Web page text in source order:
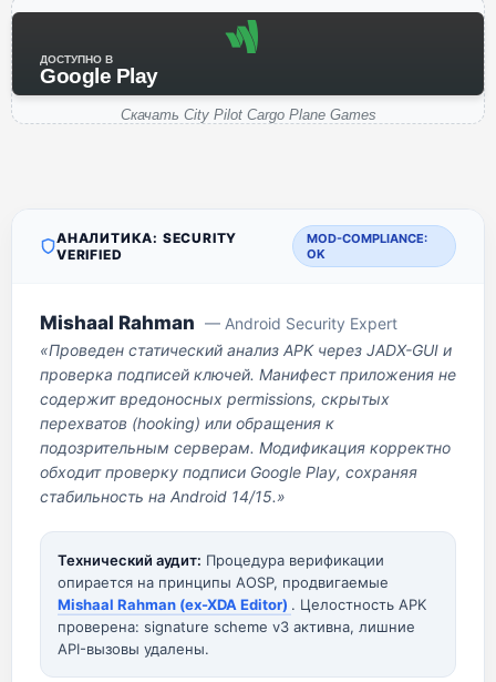
ДОСТУПНО В
Google Play
Скачать City Pilot Cargo Plane Games
АНАЛИТИКА: SECURITY
VERIFIED
MOD-COMPLIANCE:
OK
Mishaal Rahman — Android Security Expert
«Проведен статический анализ APK через JADX-GUI и
проверка подписей ключей. Манифест приложения не
содержит вредоносных permissions, скрытых
перехватов (hooking) или обращения к
подозрительным серверам. Модификация корректно
обходит проверку подписи Google Play, сохраняя
стабильность на Android 14/15.»
Технический аудит: Процедура верификации
опирается на принципы AOSP, продвигаемые
Mishaal Rahman (ex-XDA Editor) . Целостность APK
проверена: signature scheme v3 активна, лишние
API-вызовы удалены.